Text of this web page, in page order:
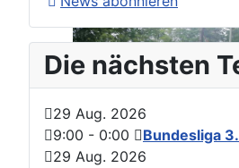
Die nächsten
29 Aug. 2026
9:00 - 0:00 Bundesliga
29 Aug. 2026